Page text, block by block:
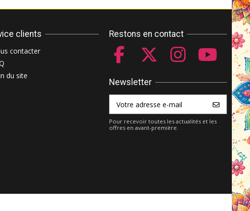
clients
contacter
du site
Restons en contact
Newsletter
Pour recevoir toutes les actualités et les
offres en avant-première.